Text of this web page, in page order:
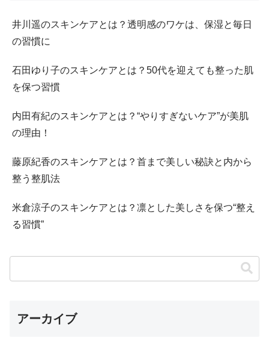
井川遥のスキンケアとは？透明感のワケは、保湿と毎日
の習慣に
石田ゆり子のスキンケアとは？50代を迎えても整った肌
を保つ習慣
内田有紀のスキンケアとは？“やりすぎないケア”が美肌
の理由！
藤原紀香のスキンケアとは？首まで美しい秘訣と内から
整う整肌法
米倉涼子のスキンケアとは？凛とした美しさを保つ“整え
る習慣”
アーカイブ